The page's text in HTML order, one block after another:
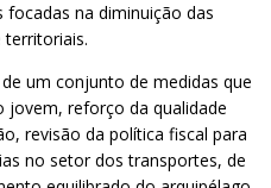
na diminuição das
territoriais.
um conjunto de medidas que
jovem, reforço da qualidade
revisão da política fiscal para
no setor dos transportes, de